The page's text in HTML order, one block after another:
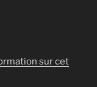
sur cet